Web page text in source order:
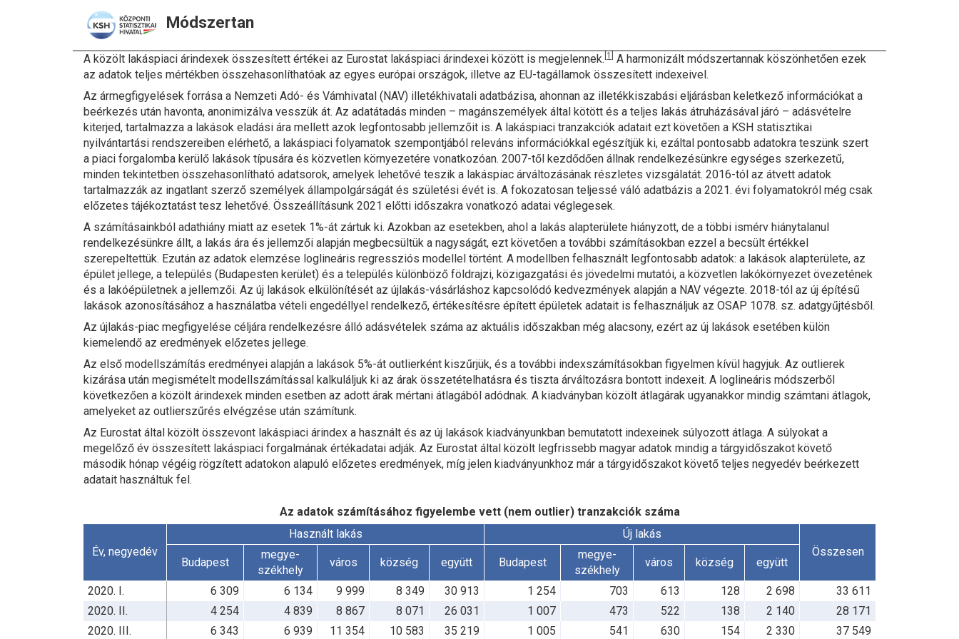
Módszertan
A közölt lakáspiaci árindexek összesített értékei az Eurostat lakáspiaci árindexei között is megjelennek. [1]
A harmonizált módszertannak köszönhetően ezek
az adatok teljes mértékben összehasonlíthatóak az egyes európai országok, illetve az EU-tagállamok összesített indexeivel.
Az ármegfigyelések forrása a Nemzeti Adó- és Vámhivatal (NAV) illetékhivatali adatbázisa, ahonnan az illetékkiszabási eljárásban keletkező információkat a
beérkezés után havonta, anonimizálva vesszük át. Az adatátadás minden – magánszemélyek által kötött és a teljes lakás átruházásával járó – adásvételre
kiterjed, tartalmazza a lakások eladási ára mellett azok legfontosabb jellemzőit is. A lakáspiaci tranzakciók adatait ezt követően a KSH statisztikai
nyilvántartási rendszereiben elérhető, a lakáspiaci folyamatok szempontjából releváns információkkal egészítjük ki, ezáltal pontosabb adatokra teszünk szert
a piaci forgalomba kerülő lakások típusára és közvetlen környezetére vonatkozóan. 2007-től kezdődően állnak rendelkezésünkre egységes szerkezetű,
minden tekintetben összehasonlítható adatsorok, amelyek lehetővé teszik a lakáspiac árváltozásának részletes vizsgálatát. 2016-tól az átvett adatok
tartalmazzák az ingatlant szerző személyek állampolgárságát és születési évét is. A fokozatosan teljessé váló adatbázis a 2021. évi folyamatokról még csak
előzetes tájékoztatást tesz lehetővé. Összeállításunk 2021 előtti időszakra vonatkozó adatai véglegesek.
A számításainkból adathiány miatt az esetek 1%-át zártuk ki. Azokban az esetekben, ahol a lakás alapterülete hiányzott, de a többi ismérv hiánytalanul
rendelkezésünkre állt, a lakás ára és jellemzői alapján megbecsültük a nagyságát, ezt követően a további számításokban ezzel a becsült értékkel
szerepeltettük. Ezután az adatok elemzése loglineáris regressziós modellel történt. A modellben felhasznált legfontosabb adatok: a lakások alapterülete, az
épület jellege, a település (Budapesten kerület) és a település különböző földrajzi, közigazgatási és jövedelmi mutatói, a közvetlen lakókörnyezet övezetének
és a lakóépületnek a jellemzői. Az új lakások elkülönítését az újlakás-vásárláshoz kapcsolódó kedvezmények alapján a NAV végezte. 2018-tól az új építésű
lakások azonosításához a használatba vételi engedéllyel rendelkező, értékesítésre épített épületek adatait is felhasználjuk az OSAP 1078. sz. adatgyűjtésből.
Az újlakás-piac megfigyelése céljára rendelkezésre álló adásvételek száma az aktuális időszakban még alacsony, ezért az új lakások esetében külön
kiemelendő az eredmények előzetes jellege.
Az első modellszámítás eredményei alapján a lakások 5%-át outlierként kiszűrjük, és a további indexszámításokban figyelmen kívül hagyjuk. Az outlierek
kizárása után megismételt modellszámítással kalkuláljuk ki az árak összetételhatásra és tiszta árváltozásra bontott indexeit. A loglineáris módszerből
következően a közölt árindexek minden esetben az adott árak mértani átlagából adódnak. A kiadványban közölt átlagárak ugyanakkor mindig számtani átlagok,
amelyeket az outlierszűrés elvégzése után számítunk.
Az Eurostat által közölt összevont lakáspiaci árindex a használt és az új lakások kiadványunkban bemutatott indexeinek súlyozott átlaga. A súlyokat a
megelőző év összesített lakáspiaci forgalmának értékadatai adják. Az Eurostat által közölt legfrissebb magyar adatok mindig a tárgyidőszakot követő
második hónap végéig rögzített adatokon alapuló előzetes eredmények, míg jelen kiadványunkhoz már a tárgyidőszakot követő teljes negyedév beérkezett
adatait használtuk fel.
Az adatok számításához figyelembe vett (nem outlier) tranzakciók száma
Év, negyedév
Használt lakás
Új lakás
Összesen
Budapest
megye-
székhely
város község együtt Budapest
megye-
székhely
város község együtt
2020. I. 6 309 6 134 9 999 8 349 30 913 1 254 703 613 128 2 698
33 611
2020. II.
4 254 4 839 8 867 8 071 26 031 1 007 473 522 138 2 140
28 171
2020. III.
6 343 6 939 11 354 10 583 35 219 1 005 541 630 154 2 330 37 549